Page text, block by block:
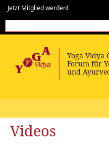
Jetzt Mitglied werden!
Videos